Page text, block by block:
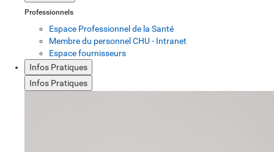
Professionnels
Espace Professionnel de la Santé
Membre du personnel CHU - Intranet
Espace fournisseurs
Infos Pratiques
Infos Pratiques